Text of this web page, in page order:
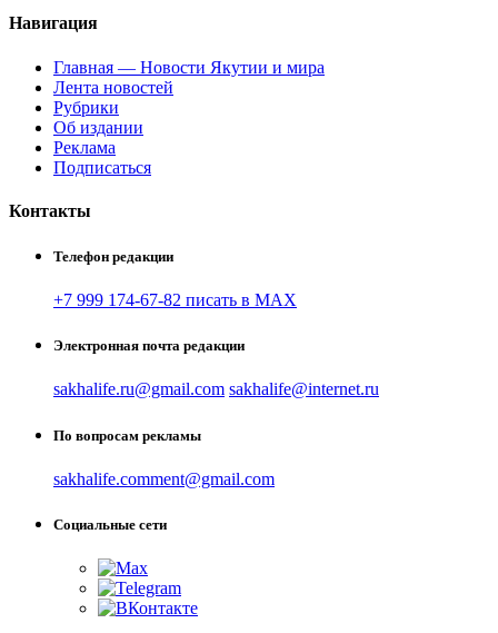
Навигация
Главная — Новости Якутии и мира
Лента новостей
Рубрики
Об издании
Реклама
Подписаться
Контакты
Телефон редакции
+7 999 174-67-82 писать в MAX
Электронная почта редакции
sakhalife.ru@gmail.com sakhalife@internet.ru
По вопросам рекламы
sakhalife.comment@gmail.com
Социальные сети